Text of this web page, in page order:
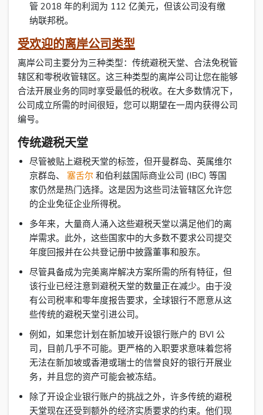
管 2018 年的利润为 112 亿美元，但该公司没有缴
纳联邦税。
受欢迎的离岸公司类型
离岸公司主要分为三种类型：传统避税天堂、合法免税管
辖区和零税收管辖区。这三种类型的离岸公司让您在能够
合法开展业务的同时享受最低的税收。在大多数情况下，
公司成立所需的时间很短，您可以期望在一周内获得公司
编号。
传统避税天堂
尽管被贴上避税天堂的标签，但开曼群岛、英属维尔
京群岛、 塞舌尔 和伯利兹国际商业公司 (IBC) 等国
家仍然是热门选择。这是因为这些司法管辖区允许您
的企业免征企业所得税。
多年来，大量商人涌入这些避税天堂以满足他们的离
岸需求。此外，这些国家中的大多数不要求公司提交
年度回报并在公共登记册中披露董事和股东。
尽管具备成为完美离岸解决方案所需的所有特征，但
该行业已经注意到避税天堂的数量正在减少。由于没
有公司税率和零年度报告要求，全球银行不愿意从这
些传统的避税天堂引进公司。
例如，如果您计划在新加坡开设银行账户的 BVI 公
司，目前几乎不可能。更严格的入职要求意味着您将
无法在新加坡或香港或瑞士的信誉良好的银行开展业
务，并且您的资产可能会被冻结。
除了开设企业银行账户的挑战之外，许多传统的避税
天堂现在还受到额外的经济实质要求的约束。他们现